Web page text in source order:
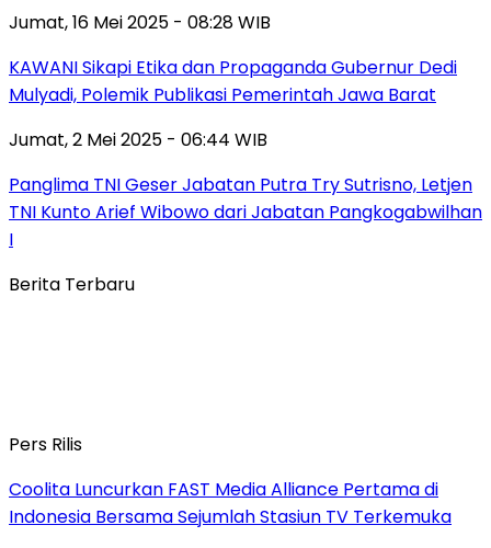
Jumat, 16 Mei 2025 - 08:28 WIB
KAWANI Sikapi Etika dan Propaganda Gubernur Dedi
Mulyadi, Polemik Publikasi Pemerintah Jawa Barat
Jumat, 2 Mei 2025 - 06:44 WIB
Panglima TNI Geser Jabatan Putra Try Sutrisno, Letjen
TNI Kunto Arief Wibowo dari Jabatan Pangkogabwilhan
I
Berita Terbaru
Pers Rilis
Coolita Luncurkan FAST Media Alliance Pertama di
Indonesia Bersama Sejumlah Stasiun TV Terkemuka